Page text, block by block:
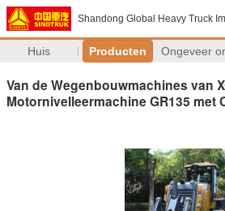
Shandong Global Heavy Truck
Huis Producten Ongeveer
Van de Wegenbouwmachines van
Motornivelleermachine GR135 met